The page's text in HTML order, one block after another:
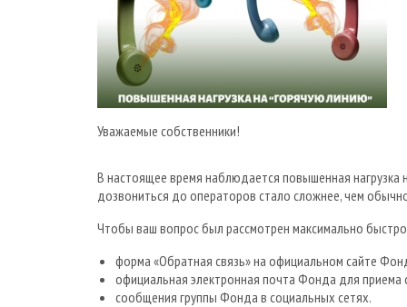
Уважаемые собственники!
В настоящее время наблюдается повышенная
дозвониться до операторов стало сложнее, чем
Чтобы ваш вопрос был рассмотрен максимально
форма «Обратная связь» на официальном сайте
официальная электронная почта Фонда для
сообщения группы Фонда в социальных сетях.